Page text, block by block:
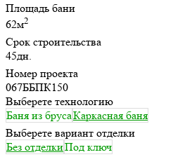
Площадь бани
62м2
Срок строительства
45дн.
Номер проекта
067ББПК150
Выберете технологию
Баня из брусаКаркасная баня
Выберете вариант отделки
Без отделкиПод ключ